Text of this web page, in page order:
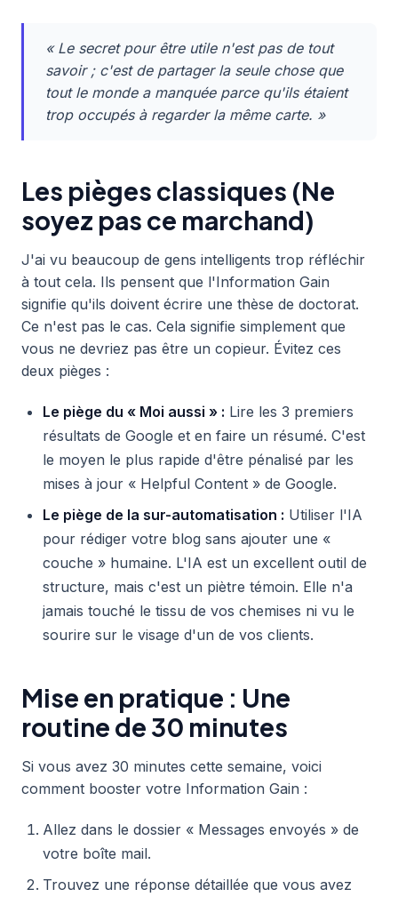
« Le secret pour être utile n'est pas de tout
savoir ; c'est de partager la seule chose que
tout le monde a manquée parce qu'ils étaient
trop occupés à regarder la même carte. »
Les pièges classiques (Ne
soyez pas ce marchand)
J'ai vu beaucoup de gens intelligents trop réfléchir
à tout cela. Ils pensent que l'Information Gain
signifie qu'ils doivent écrire une thèse de doctorat.
Ce n'est pas le cas. Cela signifie simplement que
vous ne devriez pas être un copieur. Évitez ces
deux pièges :
Le piège du « Moi aussi » : Lire les 3 premiers
résultats de Google et en faire un résumé. C'est
le moyen le plus rapide d'être pénalisé par les
mises à jour « Helpful Content » de Google.
Le piège de la sur-automatisation : Utiliser l'IA
pour rédiger votre blog sans ajouter une «
couche » humaine. L'IA est un excellent outil de
structure, mais c'est un piètre témoin. Elle n'a
jamais touché le tissu de vos chemises ni vu le
sourire sur le visage d'un de vos clients.
Mise en pratique : Une
routine de 30 minutes
Si vous avez 30 minutes cette semaine, voici
comment booster votre Information Gain :
Allez dans le dossier « Messages envoyés » de
votre boîte mail.
Trouvez une réponse détaillée que vous avez